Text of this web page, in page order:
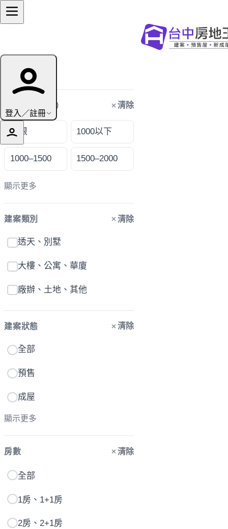
登入／註冊
篩選條件
購屋預算（萬） 清除
不限 1000以下
1000–1500 1500–2000
顯示更多
建案類別 清除
透天、別墅
大樓、公寓、華廈
廠辦、土地、其他
建案狀態 清除
全部
預售
成屋
顯示更多
房數 清除
全部
1房、1+1房
2房、2+1房